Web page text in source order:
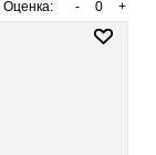
Оценка: +
0
-